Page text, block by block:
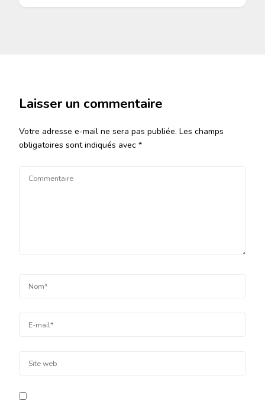
Laisser un commentaire
Votre adresse e-mail ne sera pas publiée. Les champs
obligatoires sont indiqués avec *